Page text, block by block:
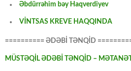
Əbdürrəhim bəy Haqverdiyev
VİNTSAS KREVE HAQQINDA
========== ƏDƏBİ TƏNQİD
MÜSTƏQİL ƏDƏBİ TƏNQİD –